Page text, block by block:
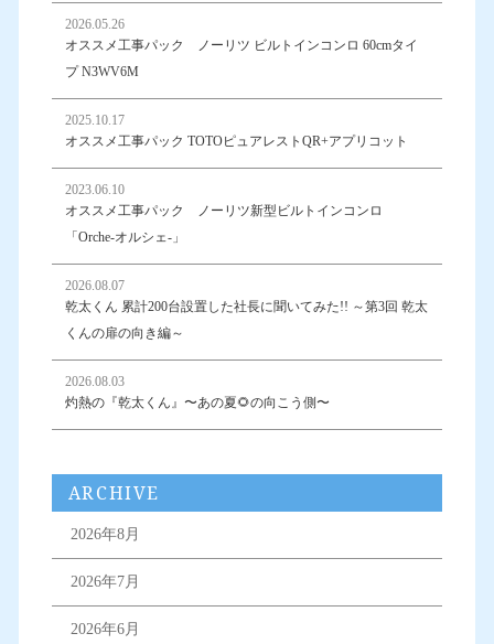
2026.05.26
オススメ工事パック ノーリツ ビルトインコンロ 60cmタイ
プ N3WV6M
2025.10.17
オススメ工事パック TOTOピュアレストQR+アプリコット
2023.06.10
オススメ工事パック ノーリツ新型ビルトインコンロ
「Orche-オルシェ-」
2026.08.07
乾太くん 累計200台設置した社長に聞いてみた!! ～第3回 乾太
くんの扉の向き編～
2026.08.03
灼熱の『乾太くん』〜あの夏🌻の向こう側〜
ARCHIVE
2026年8月
2026年7月
2026年6月